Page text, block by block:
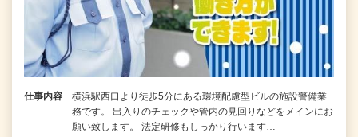
仕事内容
横浜駅西口より徒歩5分にある環境配慮型ビルの施設警備業
務です。 出入りのチェックや管内の見回りなどをメインにお
願い致します。 法定研修もしっかり行います…